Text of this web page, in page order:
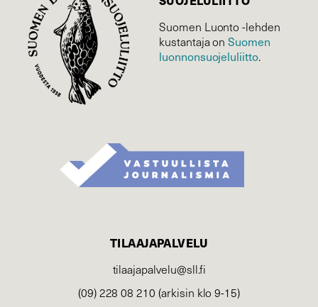
Suomen Luonto -lehden
kustantaja onSuomen
luonnonsuojelu­liitto.
TILAAJAPALVELU
tilaajapalvelu@sll.fi
(09) 228 08 210 (arkisin klo 9-15)